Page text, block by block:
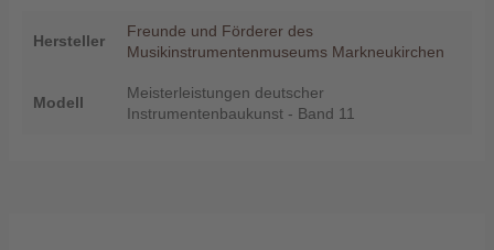
Hersteller
Freunde und Förderer des
Musikinstrumentenmuseums Markneukirchen
Modell
Meisterleistungen deutscher
Instrumentenbaukunst - Band 11